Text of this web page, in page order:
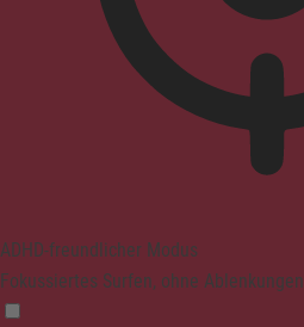
ADHD-freundlicher Modus
Fokussiertes Surfen, ohne Ablenkungen